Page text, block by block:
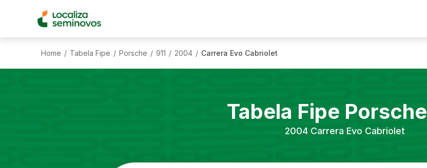
Home / Tabela Fipe / Porsche / 911 / 2004 / Carrera Evo Cabriolet
Tabela Fipe Porsche
2004 Carrera Evo Cabriolet